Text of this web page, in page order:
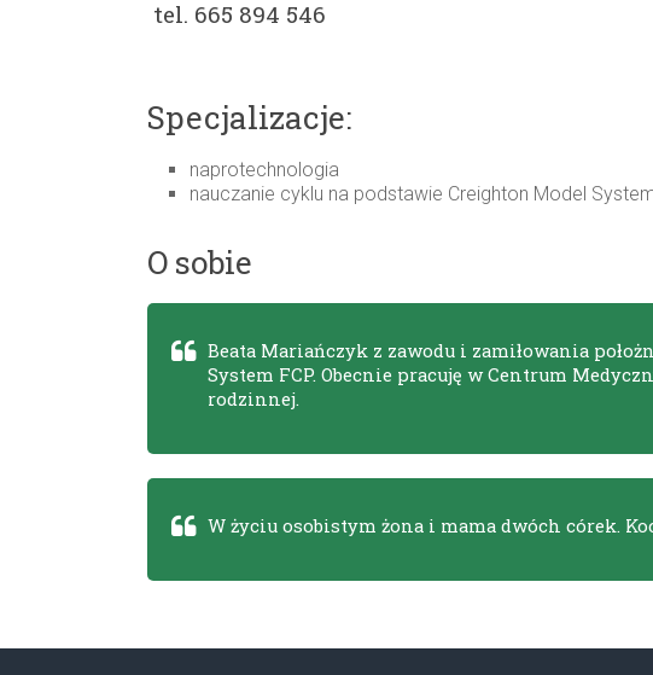
tel. 665 894 546
Specjalizacje:
naprotechnologia
nauczanie cyklu na podstawie Creighton Model
O sobie
Beata Mariańczyk z zawodu i zamiłowania
System FCP. Obecnie pracuję w Centrum
rodzinnej.
W życiu osobistym żona i mama dwóch córek.